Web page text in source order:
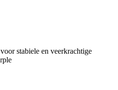
stabiele en veerkrachtige